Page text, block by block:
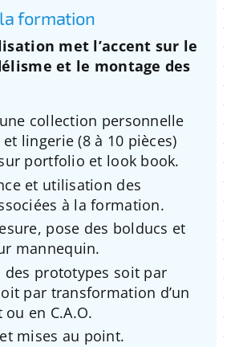
formation
met l’accent sur le
et le montage des
collection personnelle
lingerie (8 à 10 pièces)
portfolio et look book.
et utilisation des
à la formation.
pose des bolducs et
mannequin.
des prototypes soit par
par transformation d’un
en C.A.O.
mises au point.